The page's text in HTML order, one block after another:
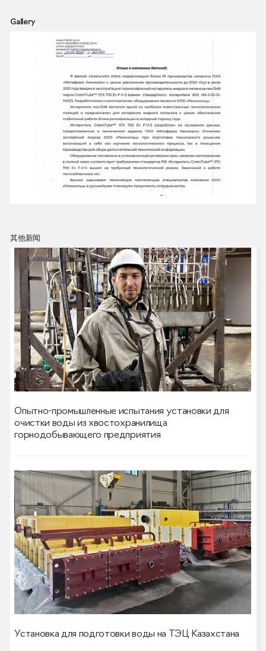
Gallery
其他新闻
Опытно-промышленные испытания установки для
очистки воды из хвостохранилища
горнодобывающего предприятия
Установка для подготовки воды на ТЭЦ Казахстана